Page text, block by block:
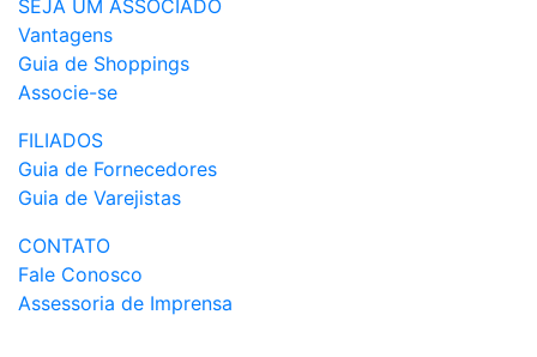
SEJA UM ASSOCIADO
Vantagens
Guia de Shoppings
Associe-se
FILIADOS
Guia de Fornecedores
Guia de Varejistas
CONTATO
Fale Conosco
Assessoria de Imprensa